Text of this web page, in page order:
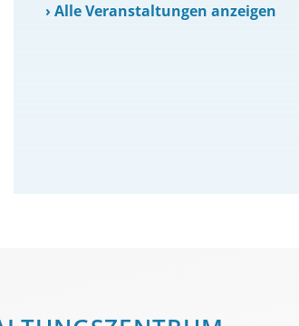
›Alle Veranstaltungen anzeigen